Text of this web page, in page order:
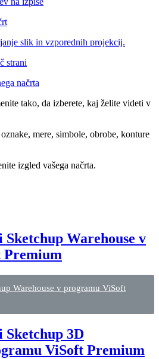
slik in vzporednih projekcij.
strani
načrta
tako, da izberete, kaj želite videti v
mere, simbole, obrobe, konture
izgled vašega načrta.
Warehouse v
Premium
Warehouse v programu ViSoft
3D
ViSoft Premium